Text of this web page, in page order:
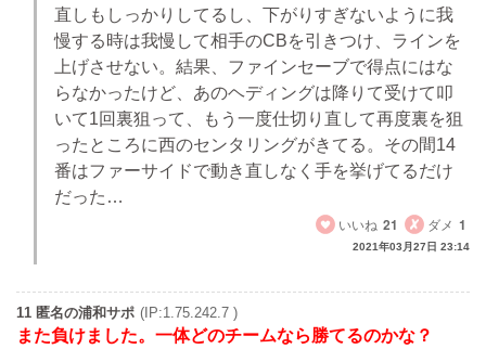
直しもしっかりしてるし、下がりすぎないように我
慢する時は我慢して相手のCBを引きつけ、ラインを
上げさせない。結果、ファインセーブで得点にはな
らなかったけど、あのヘディングは降りて受けて叩
いて1回裏狙って、もう一度仕切り直して再度裏を狙
ったところに西のセンタリングがきてる。その間14
番はファーサイドで動き直しなく手を挙げてるだけ
だった…
いいね 21 ダメ 1
2021年03月27日 23:14
11 匿名の浦和サポ (IP:1.75.242.7 )
また負けました。一体どのチームなら勝てるのかな？